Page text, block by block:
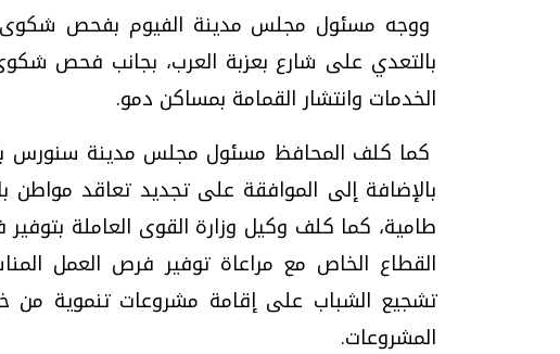
ووجه مسئول مجلس مدينة الفيوم بفحص شكوى
بالتعدي على شارع بعزبة العرب، بجانب فحص
الخدمات وانتشار القمامة بمساكن دمو.
كما كلف المحافظ مسئول مجلس مدينة سنورس
بالإضافة إلى الموافقة على تجديد تعاقد مواطن
طامية، كما كلف وكيل وزارة القوى العاملة
القطاع الخاص مع مراعاة توفير فرص العمل
تشجيع الشباب على إقامة مشروعات تنموية من
المشروعات.